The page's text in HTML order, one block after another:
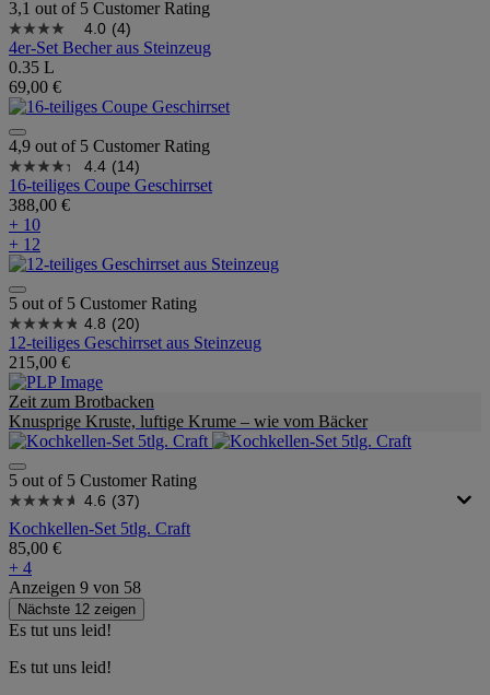
3,1 out of 5 Customer Rating
4.0 (4)
4er-Set Becher aus Steinzeug
0.35 L
69,00 €
4,9 out of 5 Customer Rating
4.4 (14)
16-teiliges Coupe Geschirrset
388,00 €
+ 10
+ 12
5 out of 5 Customer Rating
4.8 (20)
12-teiliges Geschirrset aus Steinzeug
215,00 €
Zeit zum Brotbacken
Knusprige Kruste, luftige Krume – wie vom Bäcker
5 out of 5 Customer Rating
4.6 (37)
Kochkellen-Set 5tlg. Craft
85,00 €
+ 4
Anzeigen 9 von 58
Nächste 12 zeigen
Es tut uns leid!
Es tut uns leid!